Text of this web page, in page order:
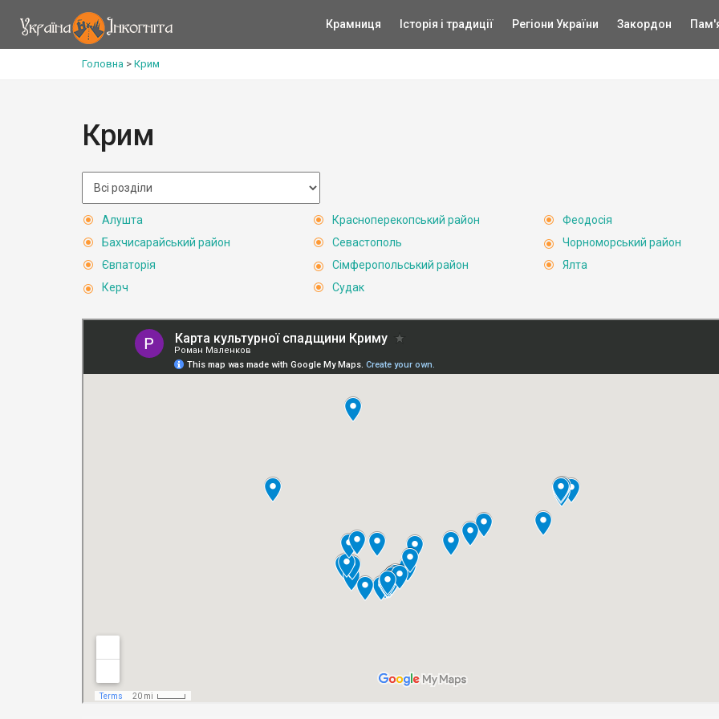
Крамниця Історія і традиції Регіони України Закордон
Головна > Крим
Крим
Алушта
Бахчисарайський район
Євпаторія
Керч
Красноперекопський район
Севастополь
Сімферопольський район
Судак
Феодосія
Чорноморський район
Ялта